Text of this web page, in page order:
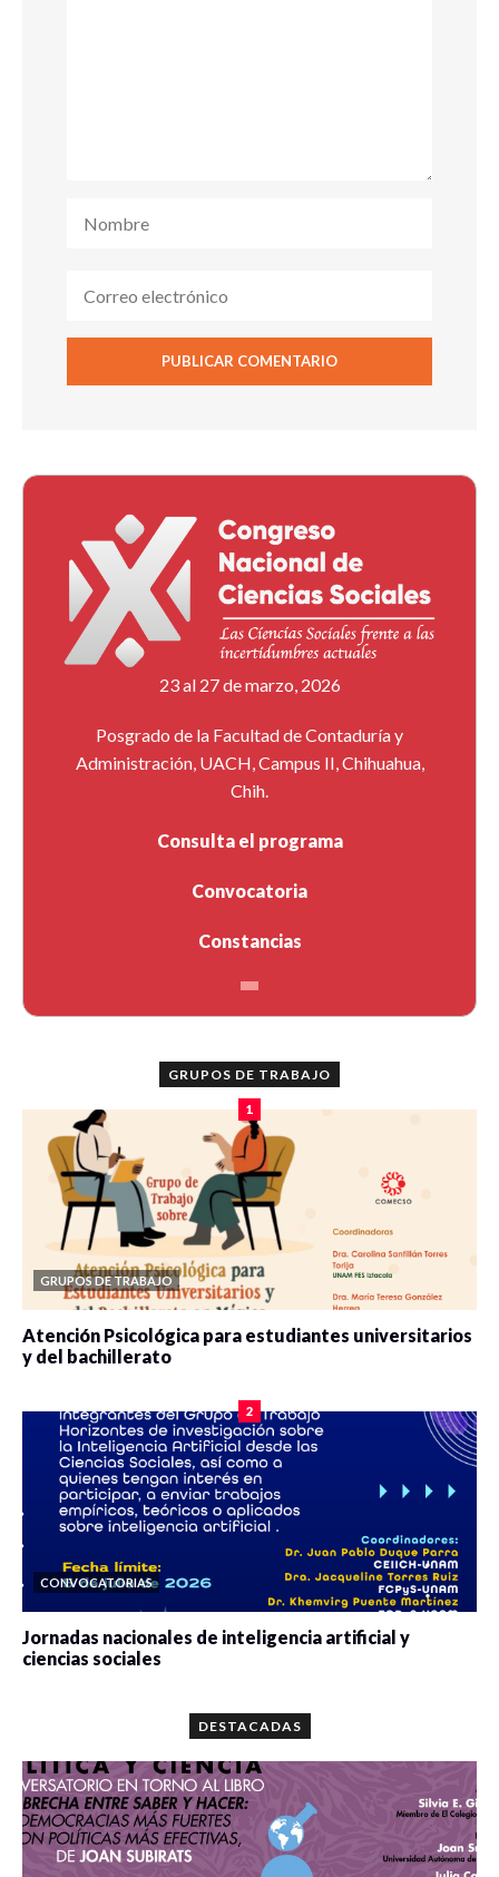
23 al 27 de marzo, 2026
Posgrado de la Facultad de Contaduría y
Administración, UACH, Campus II, Chihuahua,
Chih.
Consulta el programa
Convocatoria
Constancias
GRUPOS DE TRABAJO
1
GRUPOS DE TRABAJO
Atención Psicológica para estudiantes universitarios
y del bachillerato
2
CONVOCATORIAS
Jornadas nacionales de inteligencia artificial y
ciencias sociales
DESTACADAS